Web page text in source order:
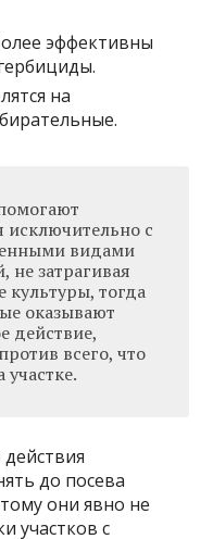
эффективны
на
исключительно с
видами
не затрагивая
культуры, тогда
оказывают
действие,
всего, что
участке.
до посева
они явно не
участков с